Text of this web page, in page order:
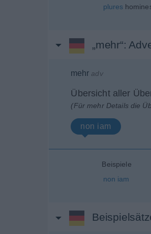
plures
„mehr“:
mehradv
Übersicht aller
(Für mehr Details die
non iam
Beispiele
non iam